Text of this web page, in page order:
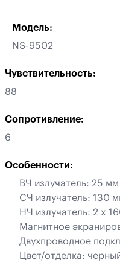
Модель:
NS-9502
Чувствительность:
88
Сопротивление:
6
Особенности:
ВЧ излучатель: 25 мм
СЧ излучатель: 130
НЧ излучатель: 2 x
Магнитное
Двухпроводное
Цвет/отделка: